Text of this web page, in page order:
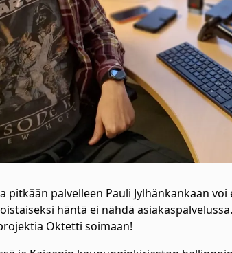
pitkään palvelleen Pauli Jylhänkankaan
häntä ei nähdä
Oktetti soimaan!